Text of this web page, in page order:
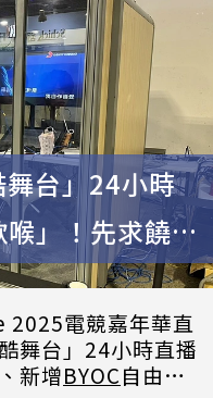
台」24小時
」！先求饒會
2025電競嘉年華直
舞台」24小時直播
新增BYOC自由行